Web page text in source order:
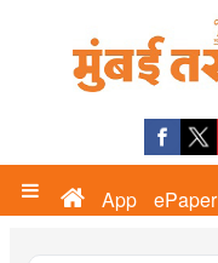
App ePaper